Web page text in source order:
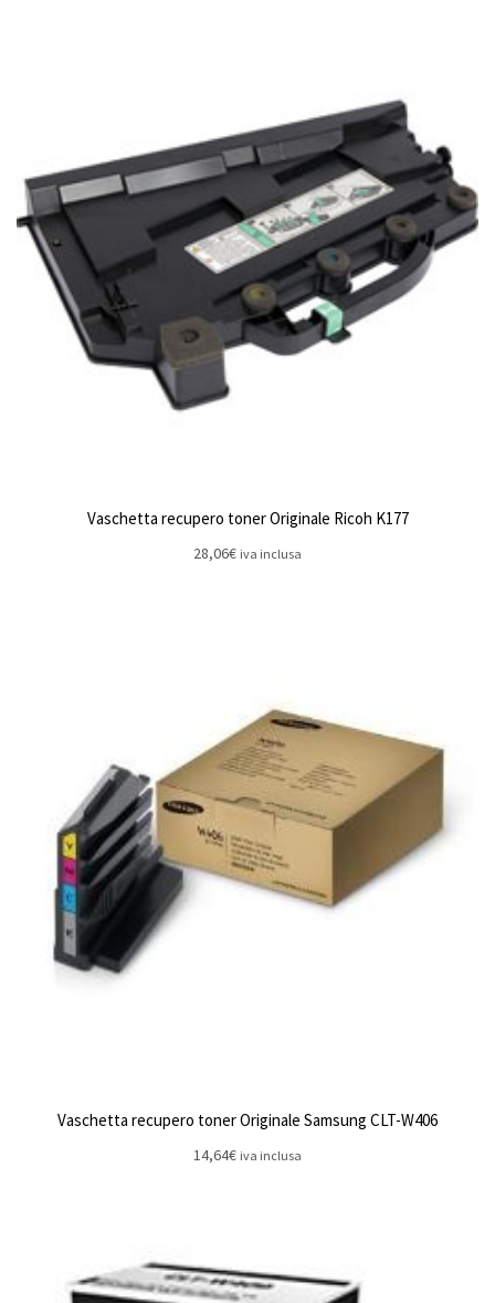
Vaschetta recupero toner Originale Ricoh K177
28,06€ iva inclusa
Vaschetta recupero toner Originale Samsung CLT-W406
14,64€ iva inclusa